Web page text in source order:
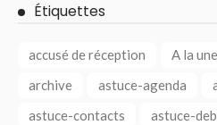
Étiquettes
accusé de réception A la une
archive
astuce-agenda
astuce-contacts
astuce-